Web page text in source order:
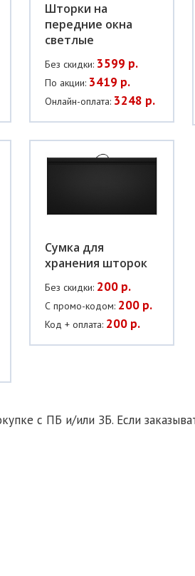
Шторки на
передние окна
светлые
Без скидки: 3599 р.
По акции: 3419 р.
Онлайн-оплата: 3248 р.
Сумка для
хранения шторок
Без скидки: 200 р.
С промо-кодом: 200 р.
Код + оплата: 200 р.
с ПБ и/или ЗБ. Если